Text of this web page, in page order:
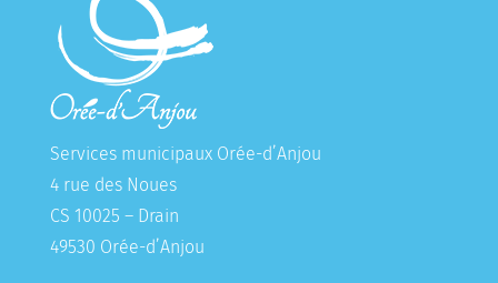
Services municipaux Orée-d’Anjou
4 rue des Noues
CS 10025 – Drain
49530 Orée-d’Anjou